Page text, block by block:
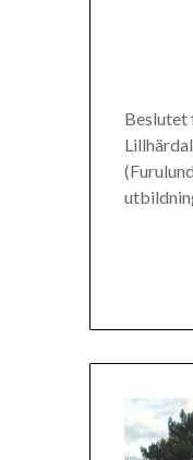
Beslutet